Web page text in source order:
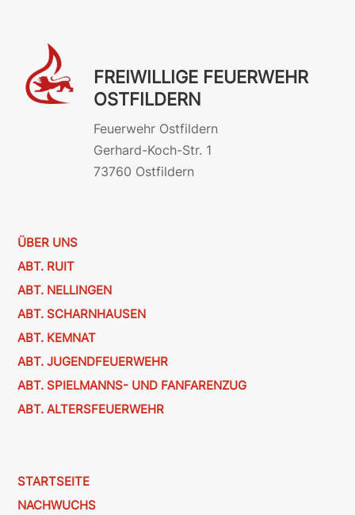
FREIWILLIGE FEUERWEHR
OSTFILDERN
Feuerwehr Ostfildern
Gerhard-Koch-Str. 1
73760 Ostfildern
ÜBER UNS
ABT. RUIT
ABT. NELLINGEN
ABT. SCHARNHAUSEN
ABT. KEMNAT
ABT. JUGENDFEUERWEHR
ABT. SPIELMANNS- UND FANFARENZUG
ABT. ALTERSFEUERWEHR
STARTSEITE
NACHWUCHS